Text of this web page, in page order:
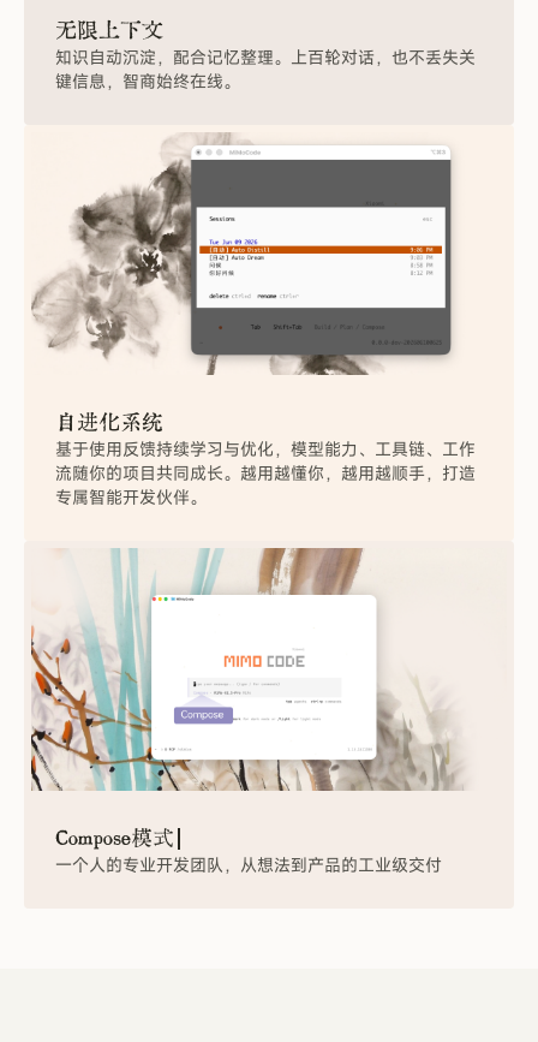
无限 上下文
知识自动沉淀，配合记忆整理。上百轮对话，也不丢失关
键信息，智商始终在线。
自 进化系统
基于使用反馈持续学习与优化，模型能力、工具链、工作
流随你的项目共同成长。越用越懂你，越用越顺手，打造
专属智能开发伙伴。
Compose模式
一个人的专业开发团队，从想法到产品的工业级交付